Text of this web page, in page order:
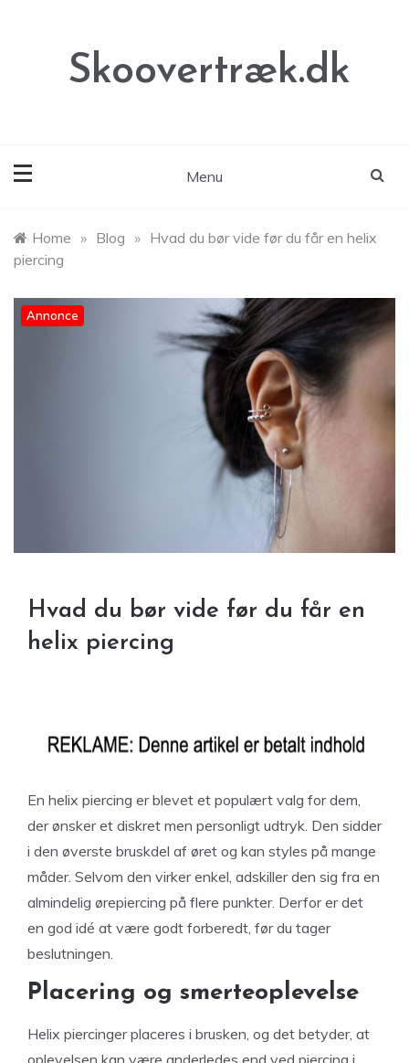
Skoovertræk.dk
Menu
Home » Blog » Hvad du bør vide før du får en helix
piercing
Annonce
Hvad du bør vide før du får en
helix piercing
En helix piercing er blevet et populært valg for dem,
der ønsker et diskret men personligt udtryk. Den sidder
i den øverste bruskdel af øret og kan styles på mange
måder. Selvom den virker enkel, adskiller den sig fra en
almindelig ørepiercing på flere punkter. Derfor er det
en god idé at være godt forberedt, før du tager
beslutningen.
Placering og smerteoplevelse
Helix piercinger placeres i brusken, og det betyder, at
oplevelsen kan være anderledes end ved piercing i